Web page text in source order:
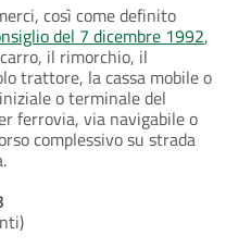
così come definito
del 7 dicembre 1992,
il rimorchio, il
trattore, la cassa mobile o
o terminale del
ferrovia, via navigabile o
complessivo su strada